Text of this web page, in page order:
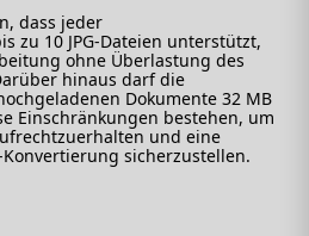
dass jeder
zu 10 JPG-Dateien unterstützt,
ohne Überlastung des
hinaus darf die
Dokumente 32 MB
Einschränkungen bestehen, um
und eine
Konvertierung sicherzustellen.